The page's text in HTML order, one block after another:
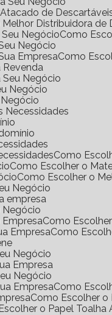
Atacado de
Melhor Distribuidora
Negócio
Como
Negócio
Empresa
Como
Revenda
Seu Negócio
Negócio
Necessidades
Como
Como Escolher o
Como Escolher o
Negócio
empresa
Negócio
Empresa
Como
Empresa
Como
Negócio
Empresa
Negócio
Empresa
Como
Como Escolher
Escolher o Papel